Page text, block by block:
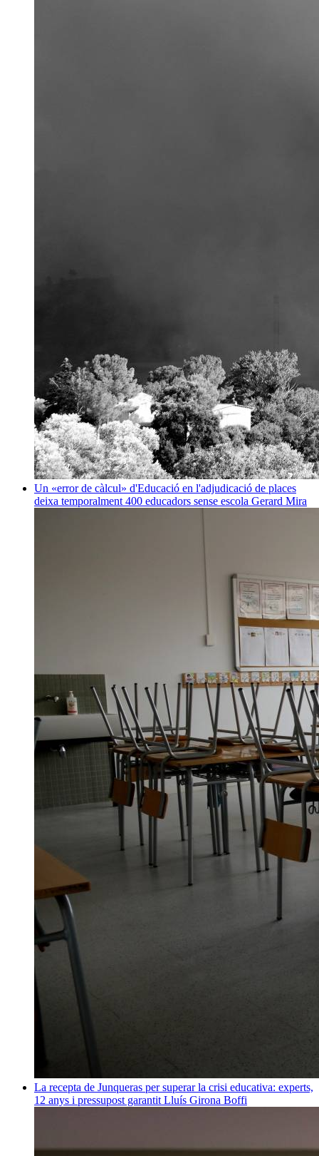
Un «error de càlcul» d'Educació en l'adjudicació de places
deixa temporalment 400 educadors sense escola Gerard Mira
La recepta de Junqueras per superar la crisi educativa: experts,
12 anys i pressupost garantit Lluís Girona Boffi